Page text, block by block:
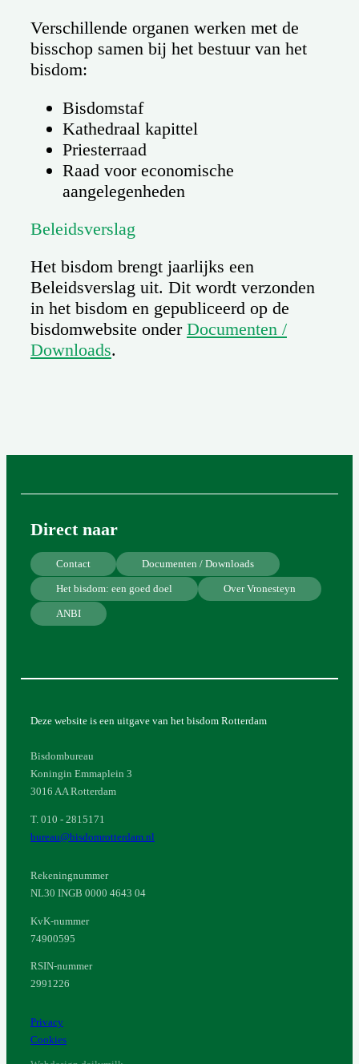
Verschillende organen werken met de
bisschop samen bij het bestuur van het
bisdom:
Bisdomstaf
Kathedraal kapittel
Priesterraad
Raad voor economische
aangelegenheden
Beleidsverslag
Het bisdom brengt jaarlijks een
Beleidsverslag uit. Dit wordt verzonden
in het bisdom en gepubliceerd op de
bisdomwebsite onder Documenten /
Downloads.
Direct naar
Contact Documenten / Downloads
Het bisdom: een goed doel Over Vronesteyn
ANBI
Deze website is een uitgave van het bisdom Rotterdam
Bisdombureau
Koningin Emmaplein 3
3016 AA Rotterdam
T. 010 - 2815171
bureau@bisdomrotterdam.nl
Rekeningnummer
NL30 INGB 0000 4643 04
KvK-nummer
74900595
RSIN-nummer
2991226
Privacy
Cookies